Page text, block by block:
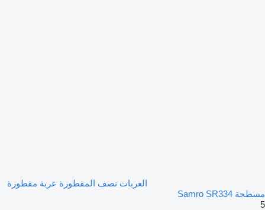
العربات نصف المقطورة عربة مقطورة
مسطحة Samro SR334
5